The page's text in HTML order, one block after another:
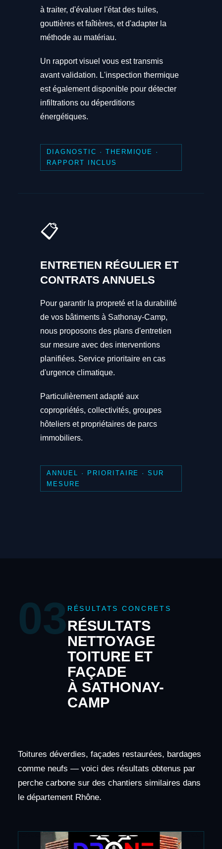
à traiter, d'évaluer l'état des tuiles,
gouttières et faîtières, et d'adapter la
méthode au matériau.
Un rapport visuel vous est transmis
avant validation. L'inspection thermique
est également disponible pour détecter
infiltrations ou déperditions
énergétiques.
DIAGNOSTIC · THERMIQUE ·
RAPPORT INCLUS
📋
ENTRETIEN RÉGULIER ET
CONTRATS ANNUELS
Pour garantir la propreté et la durabilité
de vos bâtiments à Sathonay-Camp,
nous proposons des plans d'entretien
sur mesure avec des interventions
planifiées. Service prioritaire en cas
d'urgence climatique.
Particulièrement adapté aux
copropriétés, collectivités, groupes
hôteliers et propriétaires de parcs
immobiliers.
ANNUEL · PRIORITAIRE · SUR
MESURE
03 RÉSULTATS CONCRETS
RÉSULTATS
NETTOYAGE
TOITURE ET
FAÇADE
À SATHONAY-
CAMP
Toitures déverdies, façades restaurées, bardages
comme neufs — voici des résultats obtenus par
perche carbone sur des chantiers similaires dans
le département Rhône.